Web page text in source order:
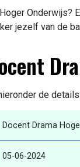
Onderwijs?
jezelf van de
de
Docent Drama
05-06-2024